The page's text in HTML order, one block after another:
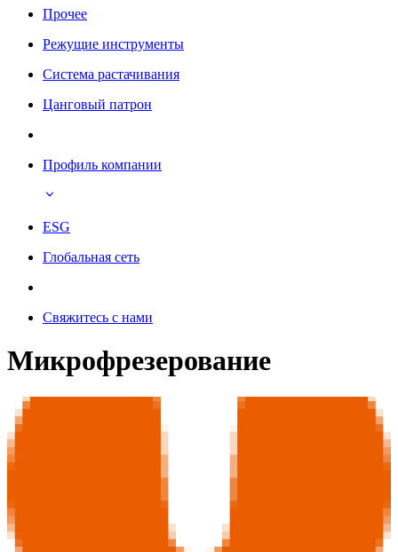
Прочее
Режущие инструменты
Система растачивания
Цанговый патрон
Профиль компании
ESG
Глобальная сеть
Свяжитесь с нами
Микрофрезерование